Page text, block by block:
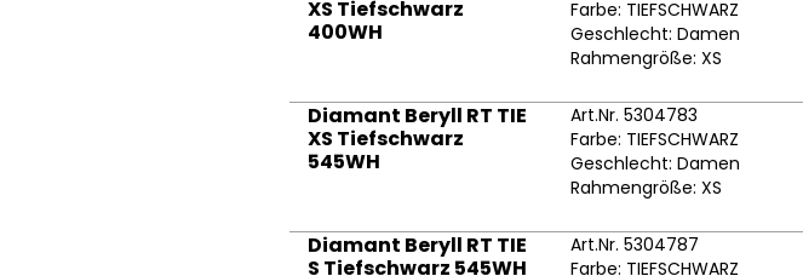
XS Tiefschwarz
400WH
Farbe: TIEFSCHWARZ
Geschlecht: Damen
Rahmengröße: XS
Diamant Beryll RT TIE
XS Tiefschwarz
545WH
Art.Nr. 5304783
Farbe: TIEFSCHWARZ
Geschlecht: Damen
Rahmengröße: XS
Diamant Beryll RT TIE
S Tiefschwarz 545WH
Art.Nr. 5304787
Farbe: TIEFSCHWARZ